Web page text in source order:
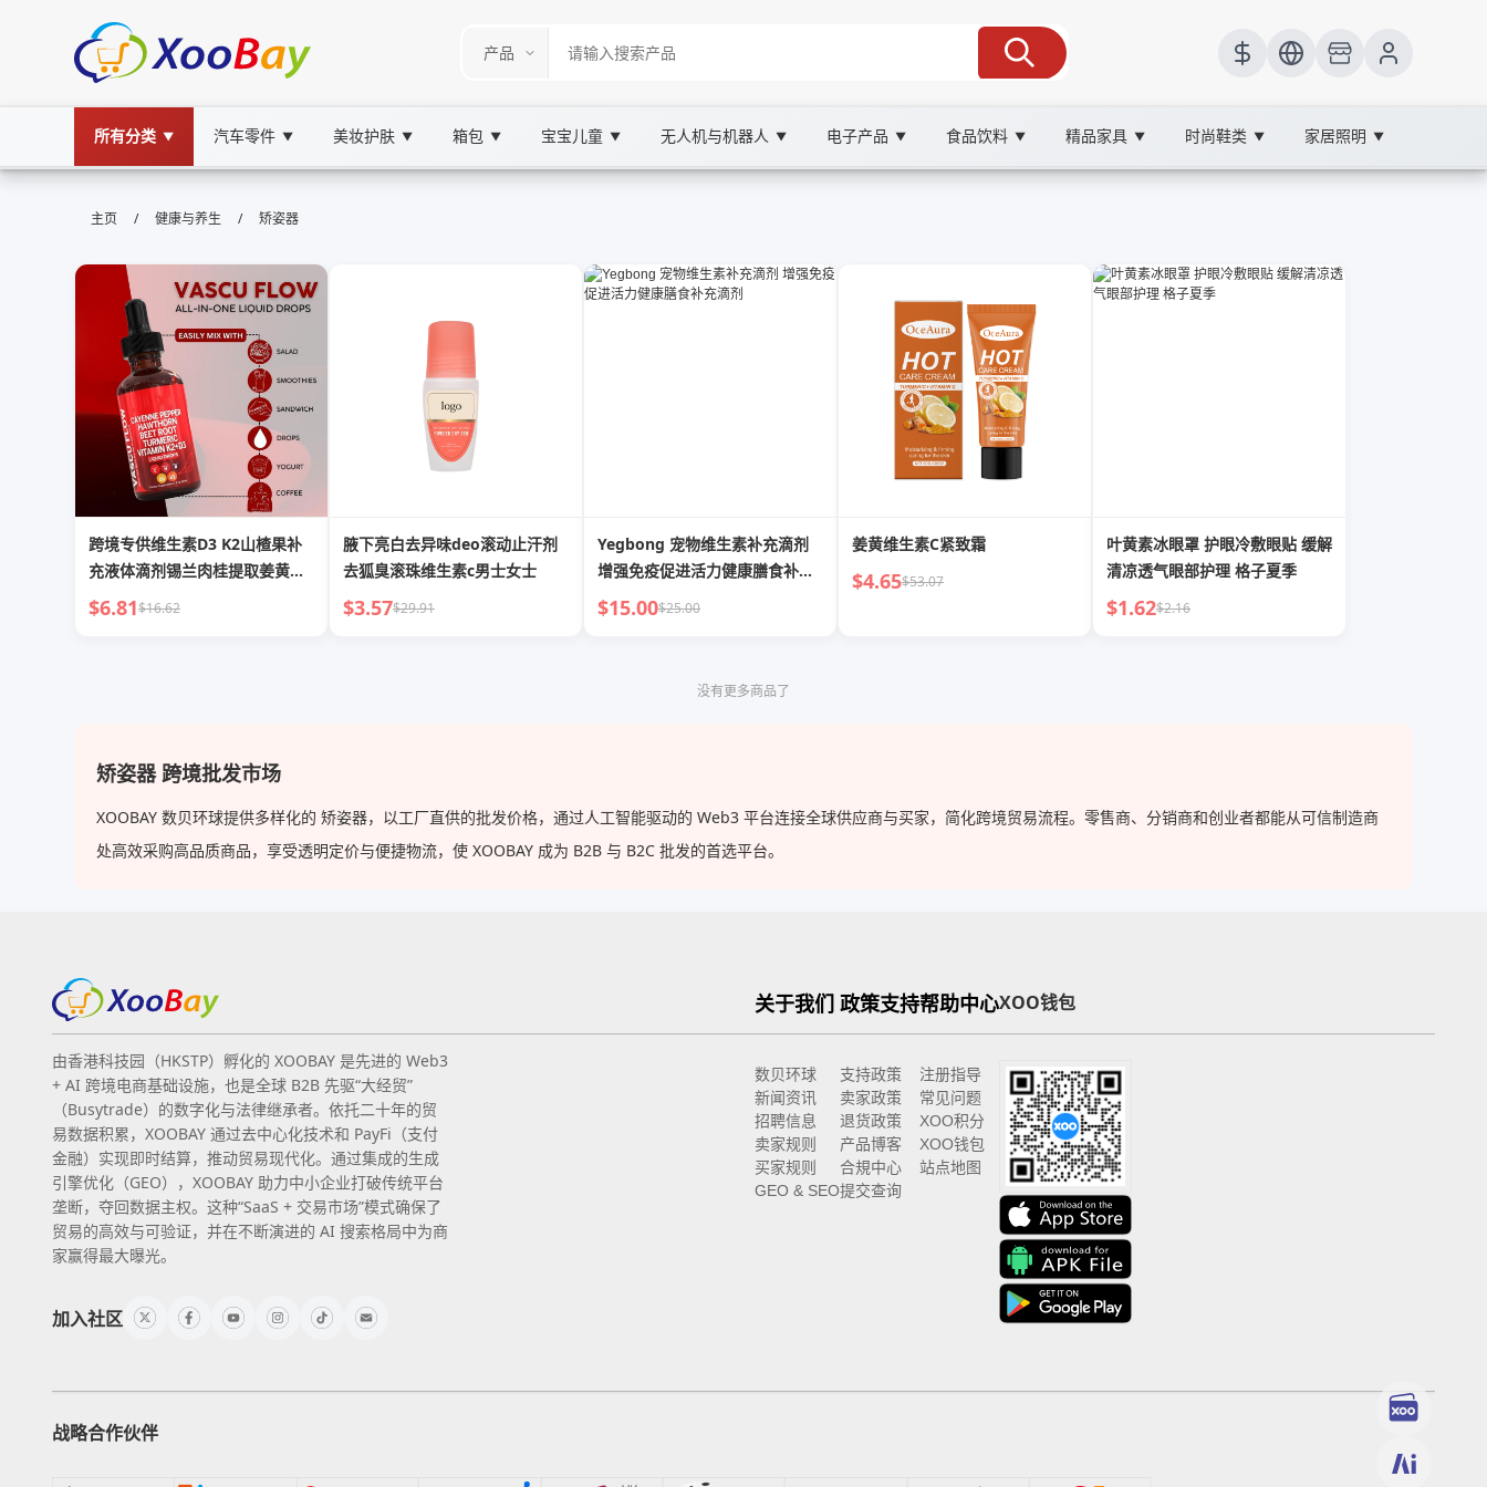
所有分类 ▼ 汽车零件 ▼ 美妆护肤 ▼ 箱包 ▼ 宝宝儿童 ▼ 无人机与机器人 ▼ 电子产品 ▼ 食品饮料 ▼ 精品家具 ▼ 时尚鞋类 ▼ 家居照明 ▼
矫姿器 | XOOBAY B2B/B2C Marketplace
矫姿器帮助矫正日常姿态，改善颈背痛，适合办公室、家庭及长期佩戴，提升坐立姿态与生活质量。
主页 / 健康与养生 / 矫姿器
跨境专供维生素D3 K2山楂果补
充液体滴剂锡兰肉桂提取姜黄滴
剂
$6.81$16.62
腋下亮白去异味deo滚动止汗剂
去狐臭滚珠维生素c男士女士
$3.57$29.91
Yegbong 宠物维生素补充滴剂
增强免疫促进活力健康膳食补充
滴剂
$15.00$25.00
姜黄维生素C紧致霜
$4.65$53.07
叶黄素冰眼罩 护眼冷敷眼贴 缓解
清凉透气眼部护理 格子夏季
$1.62$2.16
没有更多商品了
矫姿器 跨境批发市场
XOOBAY 数贝环球提供多样化的 矫姿器，以工厂直供的批发价格，通过人工智能驱动的 Web3 平台连接全球供应商与买家，简化跨境贸易流程。零售商、分销商和创业者都能从可信制造商
处高效采购高品质商品，享受透明定价与便捷物流，使 XOOBAY 成为 B2B 与 B2C 批发的首选平台。
由香港科技园（HKSTP）孵化的 XOOBAY 是先进的 Web3
+ AI 跨境电商基础设施，也是全球 B2B 先驱“大经贸”
（Busytrade）的数字化与法律继承者。依托二十年的贸
易数据积累，XOOBAY 通过去中心化技术和 PayFi（支付
金融）实现即时结算，推动贸易现代化。通过集成的生成
引擎优化（GEO），XOOBAY 助力中小企业打破传统平台
垄断，夺回数据主权。这种“SaaS + 交易市场”模式确保了
贸易的高效与可验证，并在不断演进的 AI 搜索格局中为商
家赢得最大曝光。
加入社区
关于我们
数贝环球
新闻资讯
招聘信息
卖家规则
买家规则
GEO & SEO
政策支持
支持政策
卖家政策
退货政策
产品博客
合規中心
提交查询
帮助中心
注册指导
常见问题
XOO积分
XOO钱包
站点地图
XOO钱包
战略合作伙伴